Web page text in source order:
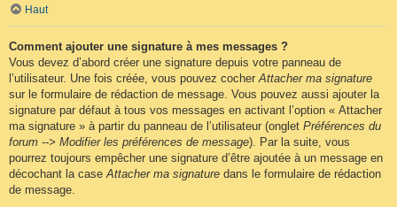
Haut
Comment ajouter une signature à mes messages ?
Vous devez d’abord créer une signature depuis votre panneau de
l’utilisateur. Une fois créée, vous pouvez cocherAttacher ma signature
sur le formulaire de rédaction de message. Vous pouvez aussi ajouter la
signature par défaut à tous vos messages en activant l’option « Attacher
ma signature » à partir du panneau de l’utilisateur (onglet Préférences du
forum --> Modifier les préférences de message). Par la suite, vous
pourrez toujours empêcher une signature d’être ajoutée à un message en
décochant la caseAttacher ma signature dans le formulaire de rédaction
de message.